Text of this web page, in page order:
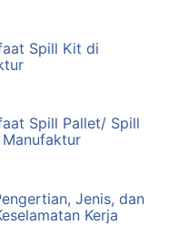
Spill Kit di
Spill Pallet/ Spill
Jenis, dan
Kerja